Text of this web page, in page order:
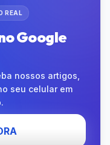
REAL
Google
nossos artigos,
seu celular em